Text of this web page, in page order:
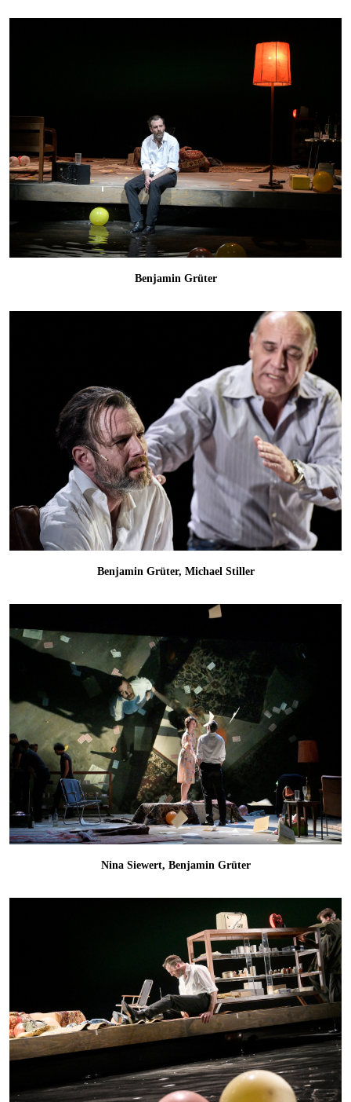
Benjamin Grüter
Benjamin Grüter, Michael Stiller
Nina Siewert, Benjamin Grüter